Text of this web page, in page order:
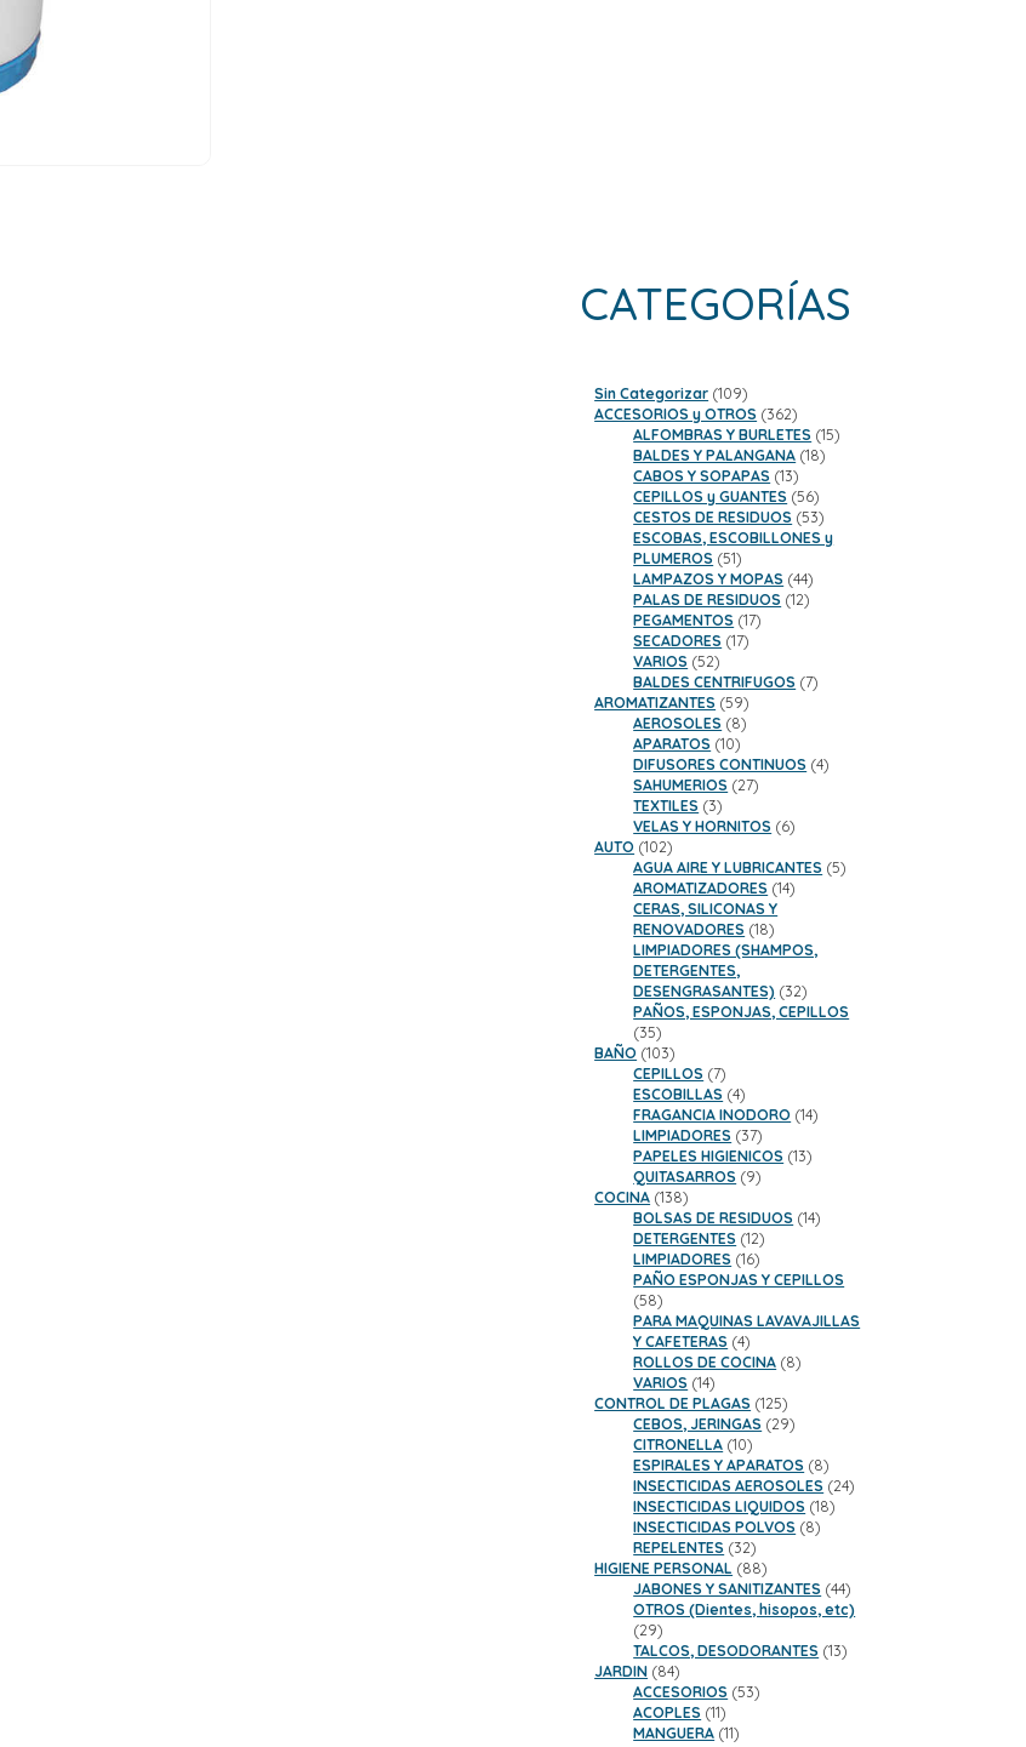
CATEGORÍAS
Sin Categorizar 109109
productos
ACCESORIOS y OTROS 362362
productos
ALFOMBRAS Y BURLETES 1515
BALDES Y PALANGANA 1818
CABOS Y SOPAPAS 1313
productos
CEPILLOS y GUANTES 5656
productos
CESTOS DE RESIDUOS 5353
productos
ESCOBAS, ESCOBILLONES y
PLUMEROS 5151
productos
LAMPAZOS Y MOPAS 4444
productos
PALAS DE RESIDUOS 1212
PEGAMENTOS 1717
SECADORES 1717
VARIOS 5252
productos
BALDES CENTRIFUGOS 77
AROMATIZANTES 5959
productos
AEROSOLES 88
APARATOS 1010
productos
DIFUSORES CONTINUOS 44
SAHUMERIOS 2727
TEXTILES 33
productos
VELAS Y HORNITOS 66
AUTO 102102
productos
AGUA AIRE Y LUBRICANTES 55
AROMATIZADORES 1414
CERAS, SILICONAS Y
RENOVADORES 1818
productos
LIMPIADORES (SHAMPOS,
DETERGENTES,
DESENGRASANTES) 3232
productos
PAÑOS, ESPONJAS, CEPILLOS
3535
productos
BAÑO 103103
productos
CEPILLOS 77
productos
ESCOBILLAS 44
productos
FRAGANCIA INODORO 1414
LIMPIADORES 3737
productos
PAPELES HIGIENICOS 1313
QUITASARROS 99
COCINA 138138
productos
BOLSAS DE RESIDUOS 1414
DETERGENTES 1212
productos
LIMPIADORES 1616
productos
PAÑO ESPONJAS Y CEPILLOS
5858
productos
PARA MAQUINAS LAVAVAJILLAS
Y CAFETERAS 44
productos
ROLLOS DE COCINA 88
VARIOS 1414
productos
CONTROL DE PLAGAS 125125
productos
CEBOS, JERINGAS 2929
CITRONELLA 1010
productos
ESPIRALES Y APARATOS 88
productos
INSECTICIDAS AEROSOLES 2424
INSECTICIDAS LIQUIDOS 1818
INSECTICIDAS POLVOS 88
REPELENTES 3232
productos
HIGIENE PERSONAL 8888
productos
JABONES Y SANITIZANTES 4444
productos
OTROS (Dientes, hisopos, etc)
2929
productos
TALCOS, DESODORANTES 1313
JARDIN 8484
productos
ACCESORIOS 5353
ACOPLES 1111
productos
MANGUERA 1111